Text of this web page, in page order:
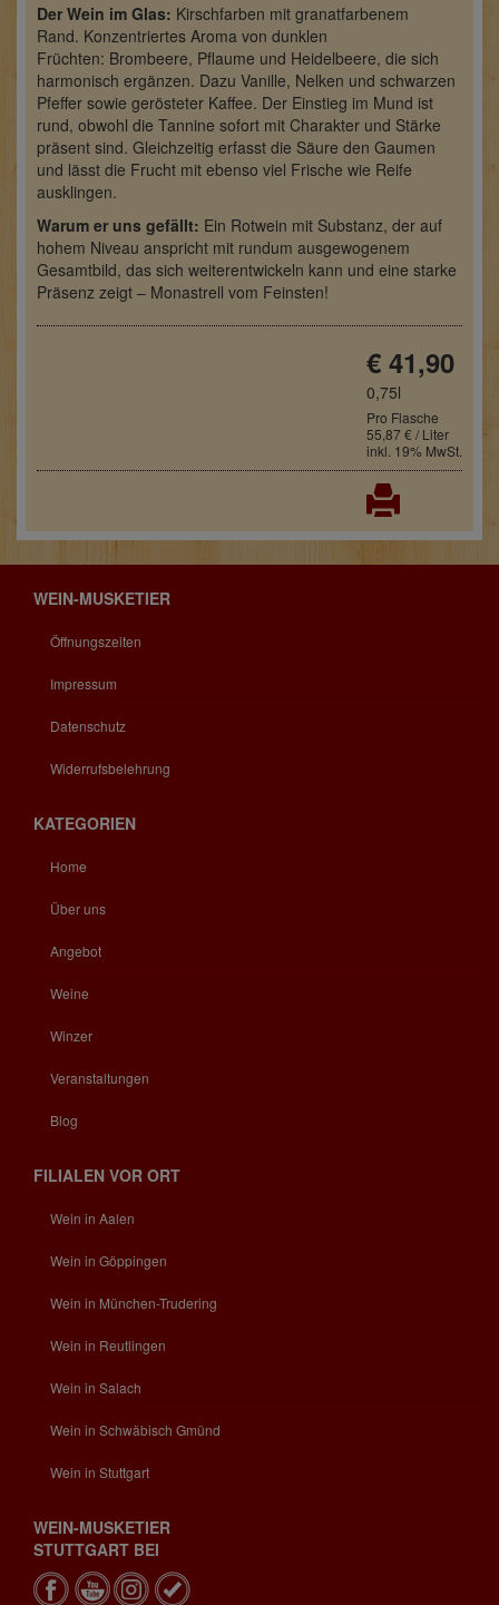
Der Wein im Glas: Kirschfarben mit granatfarbenem
Rand. Konzentriertes Aroma von dunklen
Früchten: Brombeere, Pflaume und Heidelbeere, die sich
harmonisch ergänzen. Dazu Vanille, Nelken und schwarzen
Pfeffer sowie gerösteter Kaffee. Der Einstieg im Mund ist
rund, obwohl die Tannine sofort mit Charakter und Stärke
präsent sind. Gleichzeitig erfasst die Säure den Gaumen
und lässt die Frucht mit ebenso viel Frische wie Reife
ausklingen.
Warum er uns gefällt: Ein Rotwein mit Substanz, der auf
hohem Niveau anspricht mit rundum ausgewogenem
Gesamtbild, das sich weiterentwickeln kann und eine starke
Präsenz zeigt – Monastrell vom Feinsten!
€ 41,90
0,75l
Pro Flasche
55,87 € / Liter
inkl. 19% MwSt.
WEIN-MUSKETIER
Öffnungszeiten
Impressum
Datenschutz
Widerrufsbelehrung
KATEGORIEN
Home
Über uns
Angebot
Weine
Winzer
Veranstaltungen
Blog
FILIALEN VOR ORT
Wein in Aalen
Wein in Göppingen
Wein in München-Trudering
Wein in Reutlingen
Wein in Salach
Wein in Schwäbisch Gmünd
Wein in Stuttgart
WEIN-MUSKETIER
STUTTGART BEI